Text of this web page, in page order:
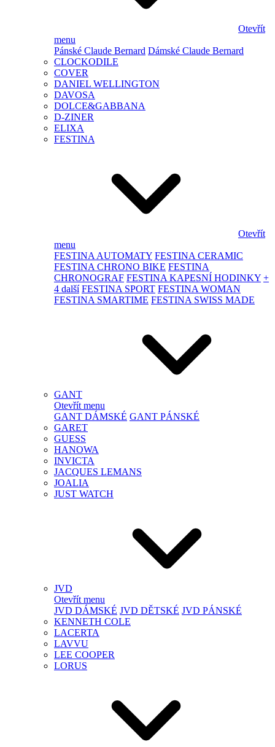
Otevřít
menu
Pánské Claude Bernard Dámské Claude Bernard
CLOCKODILE
COVER
DANIEL WELLINGTON
DAVOSA
DOLCE&GABBANA
D-ZINER
ELIXA
FESTINA
Otevřít
menu
FESTINA AUTOMATY FESTINA CERAMIC
FESTINA CHRONO BIKE FESTINA
CHRONOGRAF FESTINA KAPESNÍ HODINKY +
4 další FESTINA SPORT FESTINA WOMAN
FESTINA SMARTIME FESTINA SWISS MADE
GANT
Otevřít menu
GANT DÁMSKÉ GANT PÁNSKÉ
GARET
GUESS
HANOWA
INVICTA
JACQUES LEMANS
JOALIA
JUST WATCH
JVD
Otevřít menu
JVD DÁMSKÉ JVD DĚTSKÉ JVD PÁNSKÉ
KENNETH COLE
LACERTA
LAVVU
LEE COOPER
LORUS